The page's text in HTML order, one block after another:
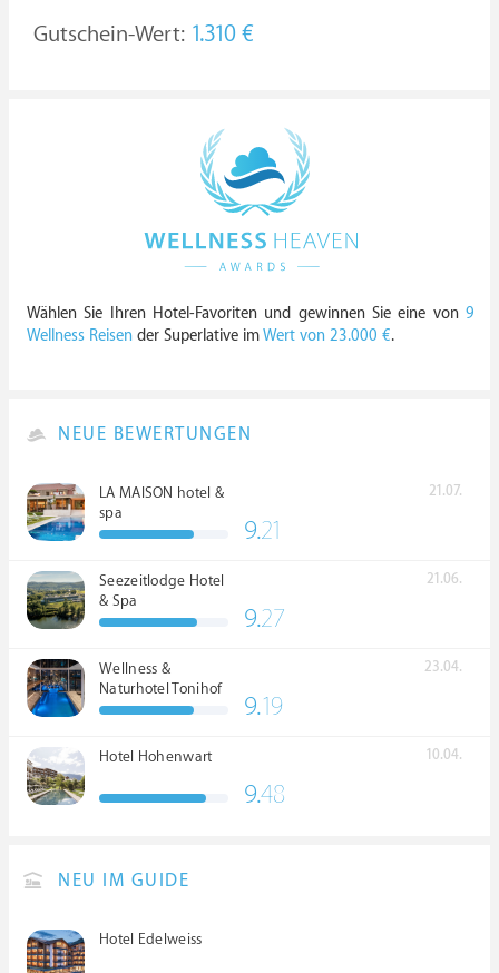
Gutschein-Wert: 1.310 €
Wählen Sie Ihren Hotel-Favoriten und gewinnen Sie eine von 9
Wellness Reisen der Superlative imWert von 23.000 €.
NEUE BEWERTUNGEN
LA MAISON hotel &
spa
21.07.
9.21
Seezeitlodge Hotel
& Spa
21.06.
9.27
Wellness &
Naturhotel Tonihof
****S
23.04.
9.19
Hotel Hohenwart 10.04.
9.48
NEU IM GUIDE
Hotel Edelweiss